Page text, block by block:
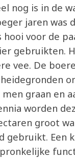
nog is in de
jaren was
voor de
gebruikten.
vee. De
graan en
worden
groot
gebruikt. Een